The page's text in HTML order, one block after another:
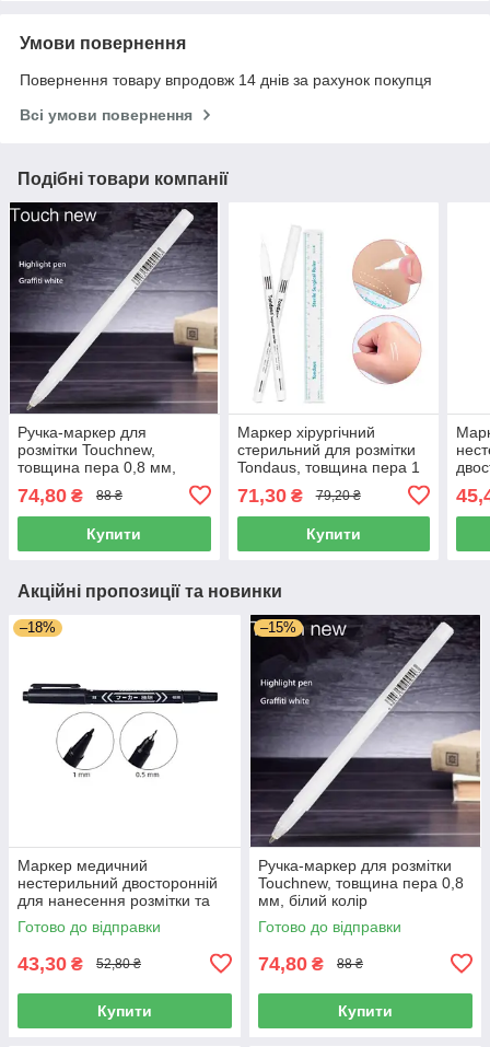
Умови повернення
Повернення товару впродовж 14 днів за рахунок покупця
Всі умови повернення
Подібні товари компанії
Ручка-маркер для
розмітки Touchnew,
товщина пера 0,8 мм,
74,80 ₴ 88 ₴
Купити
Маркер хірургічний
стерильний для розмітки
Tondaus, товщина пера 1
71,30₴ 79,20 ₴
Купити
1 мм
Акційні пропозиції та новинки
–18%
Маркер медичний
нестерильний двосторонній
для нанесення розмітки та
ескізу, товщина пера 0,5 та 1
мм
Готово до відправки
43,30 ₴ 52,80 ₴
Купити
–15%
Ручка-маркер для розмітки
Touchnew, товщина пера 0,8
мм, білий колір
Готово до відправки
74,80 ₴ 88 ₴
Купити